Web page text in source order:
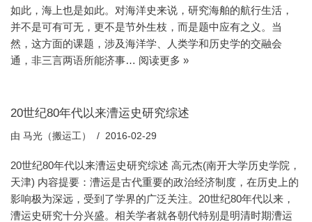
如此，海上也是如此。对海洋史来说，研究海舶的航行生活，
并不是可有可无，更不是节外生枝，而是题中应有之义。当
然，这方面的课题，涉及海洋学、人类学和历史学的交融会
通，非三言两语所能济事… 阅读更多 »
20世纪80年代以来漕运史研究综述
由 马光（搬运工） 2016-02-29
20世纪80年代以来漕运史研究综述 高元杰(南开大学历史学院，
天津) 内容提要：漕运是古代重要的政治经济制度，在历史上的
影响极为深远，受到了学界的广泛关注。20世纪80年代以来，
漕运史研究十分兴盛。相关学者就各朝代特别是明清时期漕运